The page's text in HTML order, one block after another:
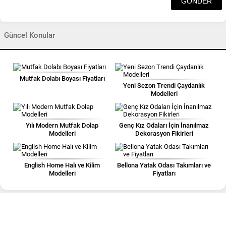
Güncel Konular
Mutfak Dolabı Boyası Fiyatları
Yeni Sezon Trendi Çaydanlık
Modelleri
Yılı Modern Mutfak Dolap
Modelleri
Genç Kız Odaları İçin İnanılmaz
Dekorasyon Fikirleri
English Home Halı ve Kilim
Modelleri
Bellona Yatak Odası Takımları ve
Fiyatları